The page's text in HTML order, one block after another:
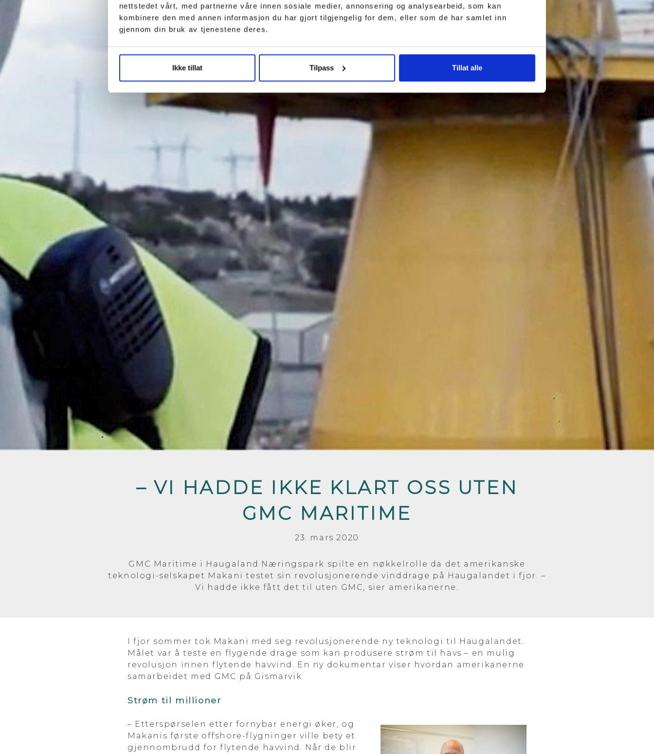
nettstedet vårt, med partnerne våre innen sosiale medier, annonsering og analysearbeid, som kan
kombinere den med annen informasjon du har gjort tilgjengelig for dem, eller som de har samlet inn
gjennom din bruk av tjenestene deres.
Ikke tillat Tilpass Tillat alle
– VI HADDE IKKE KLART OSS UTEN
GMC MARITIME
23. mars 2020
GMC Maritime i Haugaland Næringspark spilte en nøkkelrolle da det amerikanske
teknologi-selskapet Makani testet sin revolusjonerende vinddrage på Haugalandet i fjor. –
Vi hadde ikke fått det til uten GMC, sier amerikanerne.
I fjor sommer tok Makani med seg revolusjonerende ny teknologi til Haugalandet.
Målet var å teste en flygende drage som kan produsere strøm til havs – en mulig
revolusjon innen flytende havvind. En ny dokumentar viser hvordan amerikanerne
samarbeidet med GMC på Gismarvik.
Strøm til millioner
– Etterspørselen etter fornybar energi øker, og
Makanis første offshore-flygninger ville bety et
gjennombrudd for flytende havvind. Når de blir